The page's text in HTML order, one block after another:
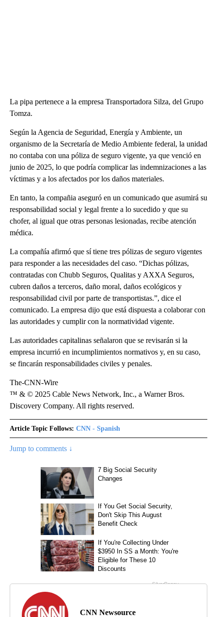
La pipa pertenece a la empresa Transportadora Silza, del Grupo
Tomza.
Según la Agencia de Seguridad, Energía y Ambiente, un
organismo de la Secretaría de Medio Ambiente federal, la unidad
no contaba con una póliza de seguro vigente, ya que venció en
junio de 2025, lo que podría complicar las indemnizaciones a las
víctimas y a los afectados por los daños materiales.
En tanto, la compañia aseguró en un comunicado que asumirá su
responsabilidad social y legal frente a lo sucedido y que su
chofer, al igual que otras personas lesionadas, recibe atención
médica.
La compañía afirmó que sí tiene tres pólizas de seguro vigentes
para responder a las necesidades del caso. “Dichas pólizas,
contratadas con Chubb Seguros, Qualitas y AXXA Seguros,
cubren daños a terceros, daño moral, daños ecológicos y
responsabilidad civil por parte de transportistas.”, dice el
comunicado. La empresa dijo que está dispuesta a colaborar con
las autoridades y cumplir con la normatividad vigente.
Las autoridades capitalinas señalaron que se revisarán si la
empresa incurrió en incumplimientos normativos y, en su caso,
se fincarán responsabilidades civiles y penales.
The-CNN-Wire
™ & © 2025 Cable News Network, Inc., a Warner Bros.
Discovery Company. All rights reserved.
Article Topic Follows: CNN - Spanish
Jump to comments ↓
CNN Newsource